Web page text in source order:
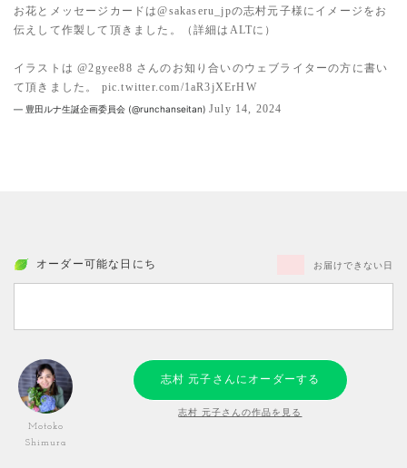
お花とメッセージカードは@sakaseru_jpの志村元子様にイメージをお
伝えして作製して頂きました。（詳細はALTに）
イラストは@2gyee88 さんのお知り合いのウェブライターの方に書い
て頂きました。 pic.twitter.com/1aR3jXErHW
— 豊田ルナ生誕企画委員会 (@runchanseitan) July 14, 2024
オーダー可能な日にち お届けできない日
Motoko
Shimura
志村 元子さんにオーダーする
志村 元子さんの作品を見る